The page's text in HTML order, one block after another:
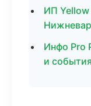
ИП
Инфо Pro
и